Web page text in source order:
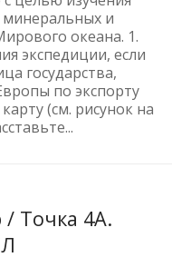
и
океана. 1.
экспедиции, если
государства,
по экспорту
(см. рисунок на
/ Точка 4А.